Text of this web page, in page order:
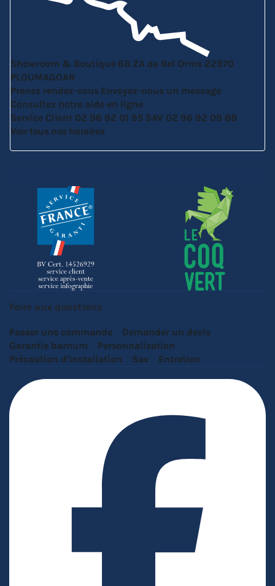
Showroom & Boutique 6B ZA de Bel Orme 22970
PLOUMAGOAR
Prenez rendez-vous Envoyez-nous un message
Consultez notre aide en ligne
Service Client 02 96 92 01 95 SAV 02 96 92 09 88
Voir tous nos horaires
Foire aux questions
Passer une commande
Demander un devis
Garantie barnum
Personnalisation
Précaution d'installation
Sav Entretien